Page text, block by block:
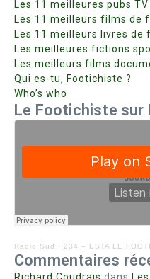
Les 11 meilleures pubs
Les 11 meilleurs films de
Les 11 meilleurs livres de
Les meilleures fictions
Les meilleurs films
Qui es-tu, Footichiste ?
Who’s who
Le Footichiste sur
Radio Sud · 234 – ESTA LE
Commentaires